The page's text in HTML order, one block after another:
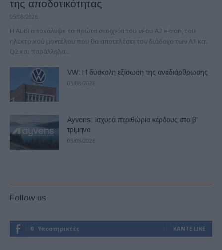
της αποδοτικότητας
05/08/2026
Η Audi αποκάλυψε τα πρώτα στοιχεία του νέου A2 e-tron, του
ηλεκτρικού μοντέλου που θα αποτελέσει τον διάδοχο των A1 και
Q2 και παράλληλα...
VW: Η δύσκολη εξίσωση της αναδιάρθρωσης
03/08/2026
Ayvens: Iσχυρά περιθώρια κέρδους στο β’
τρίμηνο
03/08/2026
Follow us
0 Υποστηρικτές ΚΆΝΤΕ LIKE